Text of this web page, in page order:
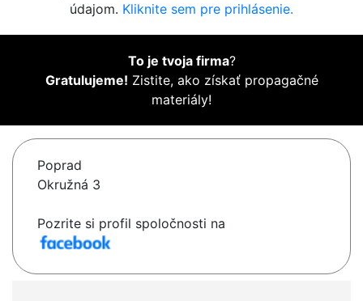
údajom. Kliknite sem pre prihlásenie.
To je tvoja firma?
Gratulujeme! Zistite, ako získať propagačné
materiály!
Poprad
Okružná 3
Pozrite si profil spoločnosti na